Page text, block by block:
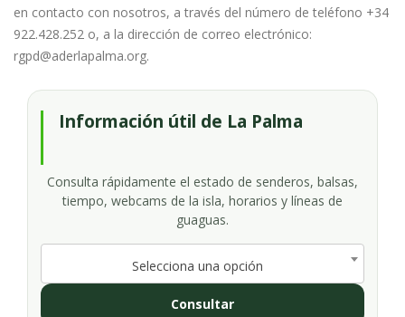
en contacto con nosotros, a través del número de teléfono +34
922.428.252 o, a la dirección de correo electrónico:
rgpd@aderlapalma.org.
Información útil de La Palma
Consulta rápidamente el estado de senderos, balsas,
tiempo, webcams de la isla, horarios y líneas de
guaguas.
Selecciona una opción
Consultar